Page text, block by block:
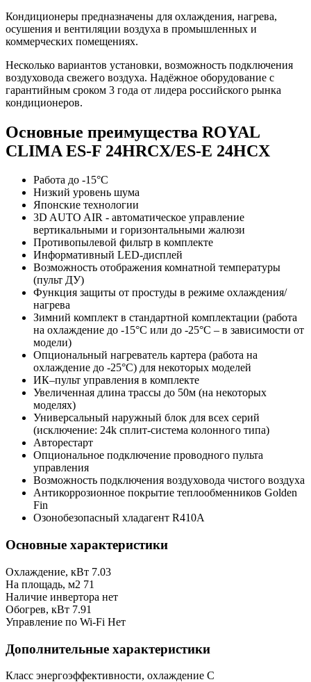
Кондиционеры предназначены для охлаждения, нагрева,
осушения и вентиляции воздуха в промышленных и
коммерческих помещениях.
Несколько вариантов установки, возможность подключения
воздуховода свежего воздуха. Надёжное оборудование с
гарантийным сроком 3 года от лидера российского рынка
кондиционеров.
Основные преимущества ROYAL
CLIMA ES-F 24HRCX/ES-E 24HCX
Работа до -15°С
Низкий уровень шума
Японские технологии
3D AUTO AIR - автоматическое управление
вертикальными и горизонтальными жалюзи
Противопылевой фильтр в комплекте
Информативный LED-дисплей
Возможность отображения комнатной температуры
(пульт ДУ)
Функция защиты от простуды в режиме охлаждения/
нагрева
Зимний комплект в стандартной комплектации (работа
на охлаждение до -15°С или до -25°С – в зависимости от
модели)
Опциональный нагреватель картера (работа на
охлаждение до -25°С) для некоторых моделей
ИК–пульт управления в комплекте
Увеличенная длина трассы до 50м (на некоторых
моделях)
Универсальный наружный блок для всех серий
(исключение: 24k сплит-система колонного типа)
Авторестарт
Опциональное подключение проводного пульта
управления
Возможность подключения воздуховода чистого воздуха
Антикоррозионное покрытие теплообменников Golden
Fin
Озонобезопасный хладагент R410A
Основные характеристики
Охлаждение, кВт 7.03
На площадь, м2 71
Наличие инвертора нет
Обогрев, кВт 7.91
Управление по Wi-Fi Нет
Дополнительные характеристики
Класс энергоэффективности, охлаждение C